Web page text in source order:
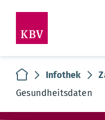
zur Startseite
Infothek
Gesundheitsdaten